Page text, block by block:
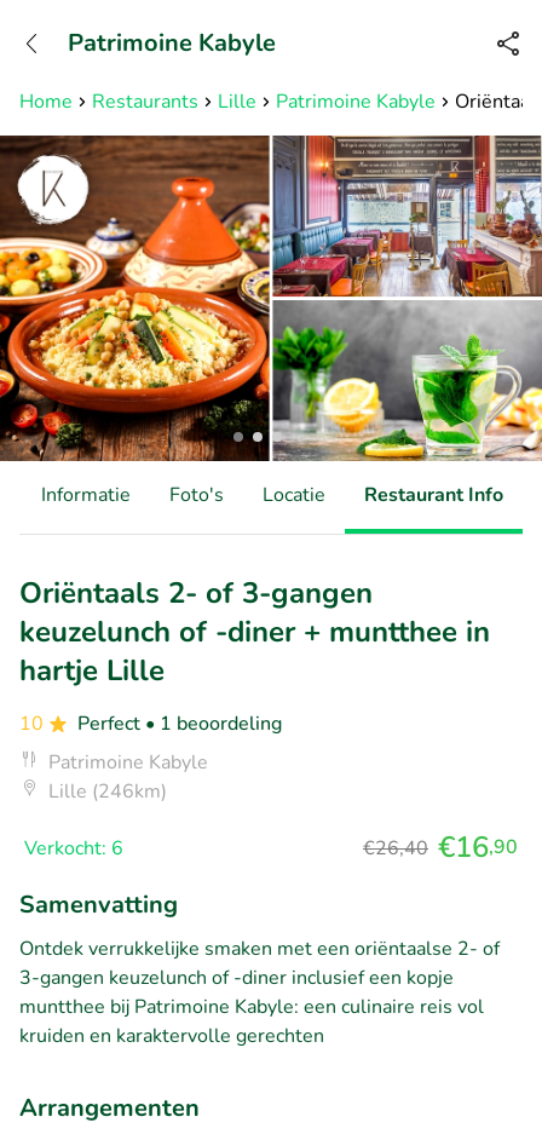
Bereikbaar tot 23:00 uur
Home Restaurants Lille Patrimoine Kabyle
Patrimoine Kabyle
Informatie Foto's Locatie Restaurant Info
Oriëntaals 2- of 3-gangen
keuzelunch of -diner + muntthee in
hartje Lille
10 Perfect • 1 beoordeling
Patrimoine Kabyle
Lille (246km)
Verkocht: 6 €26,40 €16,90
Samenvatting
Ontdek verrukkelijke smaken met een oriëntaalse 2- of
3-gangen keuzelunch of -diner inclusief een kopje
muntthee bij Patrimoine Kabyle: een culinaire reis vol
kruiden en karaktervolle gerechten
Arrangementen